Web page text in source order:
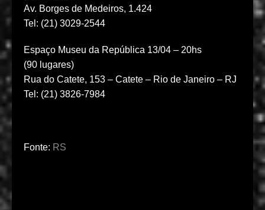
Av. Borges de Medeiros, 1.424
Tel: (21) 3029-2544
Espaço Museu da República 13/04 – 20hs
(90 lugares)
Rua do Catete, 153 – Catete – Rio de Janeiro – RJ
Tel: (21) 3826-7984
Fonte: RS